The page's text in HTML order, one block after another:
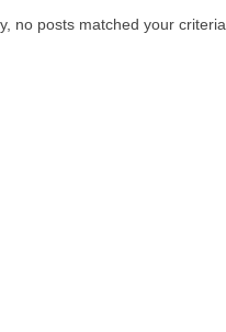
no posts matched your criteria.